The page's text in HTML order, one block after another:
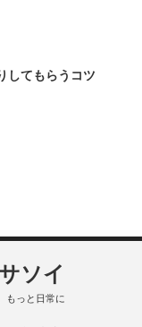
してもらうコツ
ソイ
もっと日常に